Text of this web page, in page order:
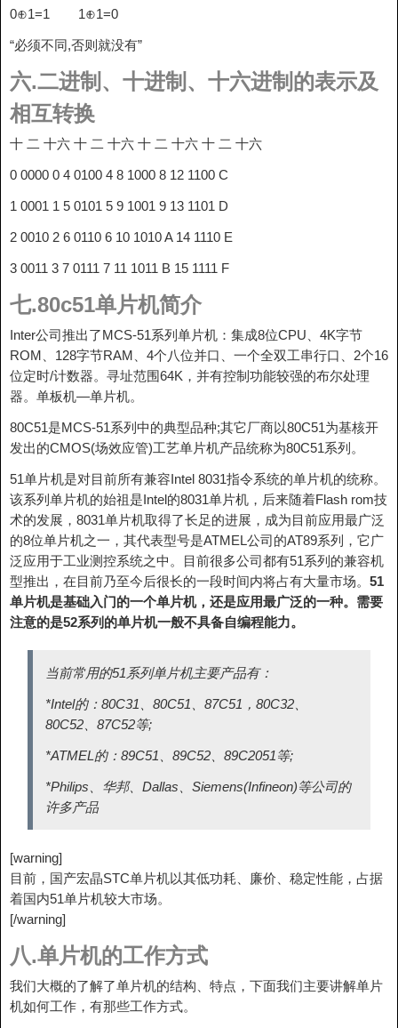
0⊕1=1 1⊕1=0
“必须不同,否则就没有”
六.二进制、十进制、十六进制的表示及
相互转换
十 二 十六 十 二 十六 十 二 十六 十 二 十六
0 0000 0 4 0100 4 8 1000 8 12 1100 C
1 0001 1 5 0101 5 9 1001 9 13 1101 D
2 0010 2 6 0110 6 10 1010 A 14 1110 E
3 0011 3 7 0111 7 11 1011 B 15 1111 F
七.80c51单片机简介
Inter公司推出了MCS-51系列单片机：集成8位CPU、4K字节
ROM、128字节RAM、4个八位并口、一个全双工串行口、2个16
位定时/计数器。寻址范围64K，并有控制功能较强的布尔处理
器。单板机—单片机。
80C51是MCS-51系列中的典型品种;其它厂商以80C51为基核开
发出的CMOS(场效应管)工艺单片机产品统称为80C51系列。
51单片机是对目前所有兼容Intel 8031指令系统的单片机的统称。
该系列单片机的始祖是Intel的8031单片机，后来随着Flash rom技
术的发展，8031单片机取得了长足的进展，成为目前应用最广泛
的8位单片机之一，其代表型号是ATMEL公司的AT89系列，它广
泛应用于工业测控系统之中。目前很多公司都有51系列的兼容机
型推出，在目前乃至今后很长的一段时间内将占有大量市场。 51
单片机是基础入门的一个单片机，还是应用最广泛的一种。需要
注意的是52系列的单片机一般不具备自编程能力。
当前常用的51系列单片机主要产品有：
*Intel的：80C31、80C51、87C51，80C32、
80C52、87C52等;
*ATMEL的：89C51、89C52、89C2051等;
*Philips、华邦、Dallas、Siemens(Infineon)等公司的
许多产品
[warning]
目前，国产宏晶STC单片机以其低功耗、廉价、稳定性能，占据
着国内51单片机较大市场。
[/warning]
八.单片机的工作方式
我们大概的了解了单片机的结构、特点，下面我们主要讲解单片
机如何工作，有那些工作方式。